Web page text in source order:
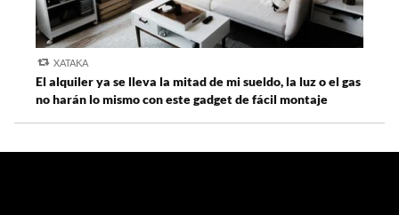
XATAKA
El alquiler ya se lleva la mitad de mi sueldo, la luz o el gas
no harán lo mismo con este gadget de fácil montaje